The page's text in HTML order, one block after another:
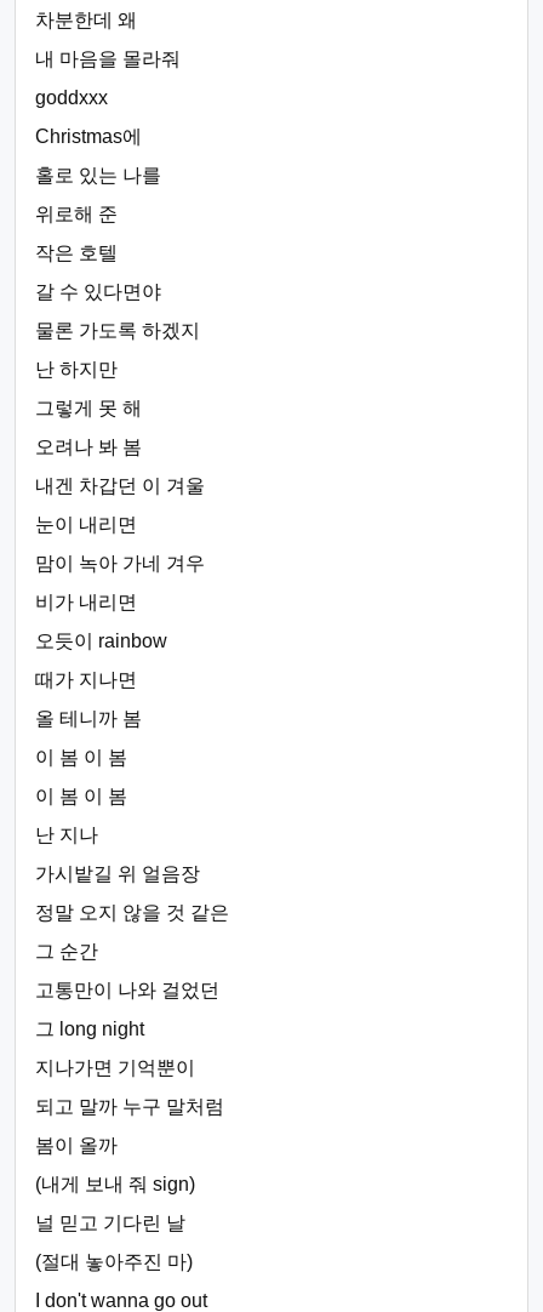
차분한데 왜
내 마음을 몰라줘
goddxxx
Christmas에
홀로 있는 나를
위로해 준
작은 호텔
갈 수 있다면야
물론 가도록 하겠지
난 하지만
그렇게 못 해
오려나 봐 봄
내겐 차갑던 이 겨울
눈이 내리면
맘이 녹아 가네 겨우
비가 내리면
오듯이 rainbow
때가 지나면
올 테니까 봄
이 봄 이 봄
이 봄 이 봄
난 지나
가시밭길 위 얼음장
정말 오지 않을 것 같은
그 순간
고통만이 나와 걸었던
그 long night
지나가면 기억뿐이
되고 말까 누구 말처럼
봄이 올까
(내게 보내 줘 sign)
널 믿고 기다린 날
(절대 놓아주진 마)
I don't wanna go out